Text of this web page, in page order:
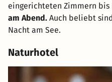
eingerichteten Zimmern bis
am Abend. Auch beliebt
Nacht am See.
Naturhotel